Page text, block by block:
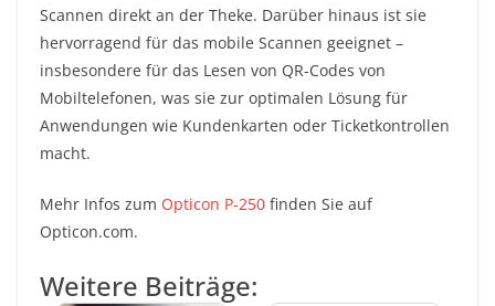
Scannen direkt an der Theke. Darüber hinaus ist sie
hervorragend für das mobile Scannen geeignet –
insbesondere für das Lesen von QR-Codes von
Mobiltelefonen, was sie zur optimalen Lösung für
Anwendungen wie Kundenkarten oder Ticketkontrollen
macht.
Mehr Infos zum Opticon P-250 finden Sie auf
Opticon.com.
Weitere Beiträge: